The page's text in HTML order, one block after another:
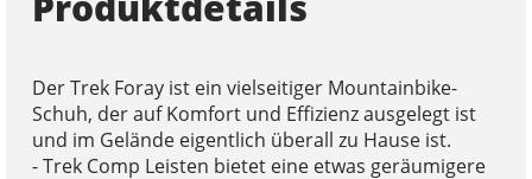
Der Trek Foray ist ein vielseitiger Mountainbike-
Schuh, der auf Komfort und Effizienz ausgelegt ist
und im Gelände eigentlich überall zu Hause ist.
- Trek Comp Leisten bietet eine etwas geräumigere